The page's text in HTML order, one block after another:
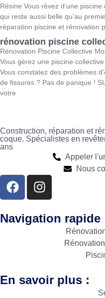
Résine Vous rêvez d’une
qui reste aussi belle qu’au
réparation piscine et rénovation
rénovation piscine
Rénovation Piscine Collective
Vous gérez une piscine
Vous constatez des problèmes
de fissures ? Pas de panique !
votre
Construction, réparation et
coque. Spécialistes en
ans
Appeler
Nous
Navigation rapide
En savoir plus :